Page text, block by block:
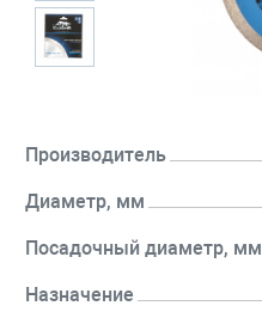
Производитель
Диаметр, мм
Посадочный диаметр, мм
Назначение